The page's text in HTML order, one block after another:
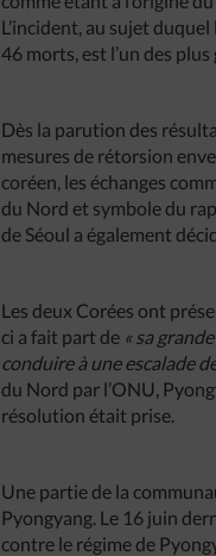
L’incident, au sujet
46 morts, est l’un des
Dès la parution des
mesures de rétorsion
coréen, les échanges
du Nord et symbole du
de Séoul a également
Les deux Corées ont
ci a fait part de « sa
conduire à une escalade
du Nord par l’ONU,
résolution était prise.
Une partie de la
Pyongyang. Le 16 juin
contre le régime de